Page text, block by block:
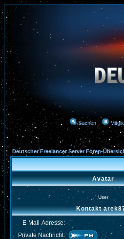
Suchen
Deutscher Freelancer Server Foren-
Avatar
User
Kontakt
E-Mail-Adresse:
Private Nachricht: